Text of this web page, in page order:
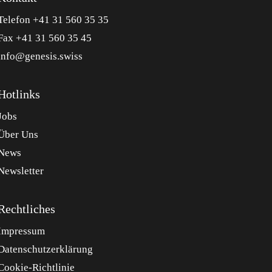
+41 31 560 35 35
+41 31 560 35 45
Uns
Richtlinie